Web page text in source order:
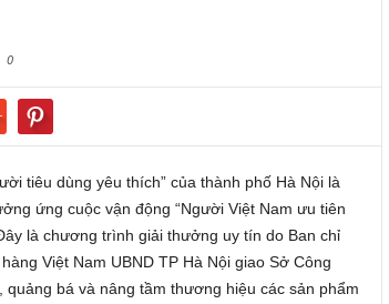
0
tiêu dùng yêu thích” của thành phố Hà Nội là
ứng cuộc vận động “Người Việt Nam ưu tiên
là chương trình giải thưởng uy tín do Ban chỉ
Việt Nam UBND TP Hà Nội giao Sở Công
bá và nâng tầm thương hiệu các sản phẩm